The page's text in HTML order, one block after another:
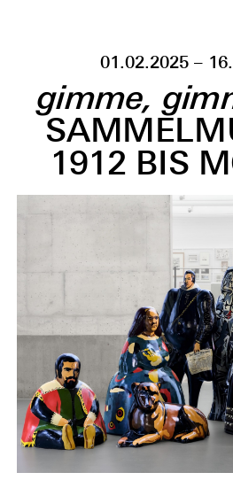
01.02.2025 –
gimme,
1912 BIS